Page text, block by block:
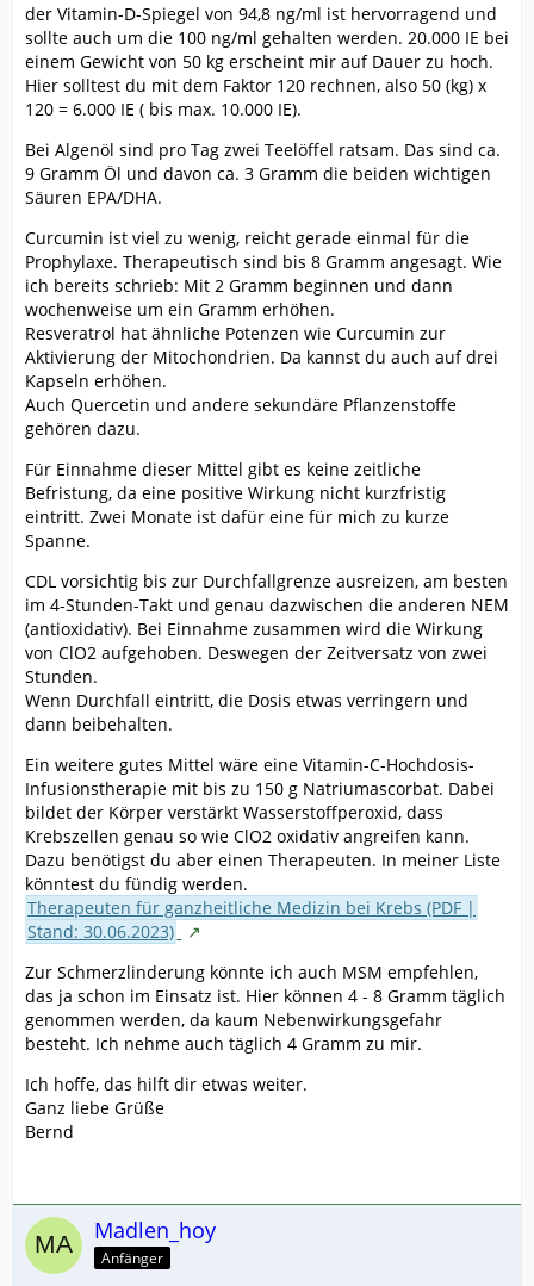
der Vitamin-D-Spiegel von 94,8 ng/ml ist hervorragend und
sollte auch um die 100 ng/ml gehalten werden. 20.000 IE bei
einem Gewicht von 50 kg erscheint mir auf Dauer zu hoch.
Hier solltest du mit dem Faktor 120 rechnen, also 50 (kg) x
120 = 6.000 IE ( bis max. 10.000 IE).
Bei Algenöl sind pro Tag zwei Teelöffel ratsam. Das sind ca.
9 Gramm Öl und davon ca. 3 Gramm die beiden wichtigen
Säuren EPA/DHA.
Curcumin ist viel zu wenig, reicht gerade einmal für die
Prophylaxe. Therapeutisch sind bis 8 Gramm angesagt. Wie
ich bereits schrieb: Mit 2 Gramm beginnen und dann
wochenweise um ein Gramm erhöhen.
Resveratrol hat ähnliche Potenzen wie Curcumin zur
Aktivierung der Mitochondrien. Da kannst du auch auf drei
Kapseln erhöhen.
Auch Quercetin und andere sekundäre Pflanzenstoffe
gehören dazu.
Für Einnahme dieser Mittel gibt es keine zeitliche
Befristung, da eine positive Wirkung nicht kurzfristig
eintritt. Zwei Monate ist dafür eine für mich zu kurze
Spanne.
CDL vorsichtig bis zur Durchfallgrenze ausreizen, am besten
im 4-Stunden-Takt und genau dazwischen die anderen NEM
(antioxidativ). Bei Einnahme zusammen wird die Wirkung
von ClO2 aufgehoben. Deswegen der Zeitversatz von zwei
Stunden.
Wenn Durchfall eintritt, die Dosis etwas verringern und
dann beibehalten.
Ein weitere gutes Mittel wäre eine Vitamin-C-Hochdosis-
Infusionstherapie mit bis zu 150 g Natriumascorbat. Dabei
bildet der Körper verstärkt Wasserstoffperoxid, dass
Krebszellen genau so wie ClO2 oxidativ angreifen kann.
Dazu benötigst du aber einen Therapeuten. In meiner Liste
könntest du fündig werden.
Therapeuten für ganzheitliche Medizin bei Krebs (PDF |
Stand: 30.06.2023)
Zur Schmerzlinderung könnte ich auch MSM empfehlen,
das ja schon im Einsatz ist. Hier können 4 - 8 Gramm täglich
genommen werden, da kaum Nebenwirkungsgefahr
besteht. Ich nehme auch täglich 4 Gramm zu mir.
Ich hoffe, das hilft dir etwas weiter.
Ganz liebe Grüße
Bernd
Madlen_hoy
Anfänger